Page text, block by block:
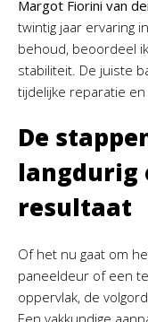
Margot Fiorini van
twintig jaar ervaring
behoud, beoordeel
stabiliteit. De juiste
tijdelijke reparatie
De
langdurig
resultaat
Of het nu gaat om
paneeldeur of een
oppervlak, de
Een vakkundige